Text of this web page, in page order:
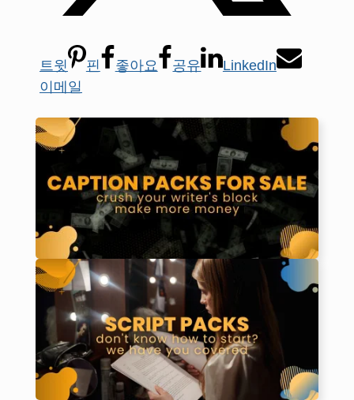
트윗 핀 좋아요 공유
LinkedIn
이메일